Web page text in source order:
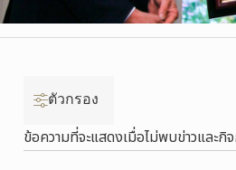
ตัวกรอง
ข้อความที่จะแสดงเมื่อไม่พบข่าวและ